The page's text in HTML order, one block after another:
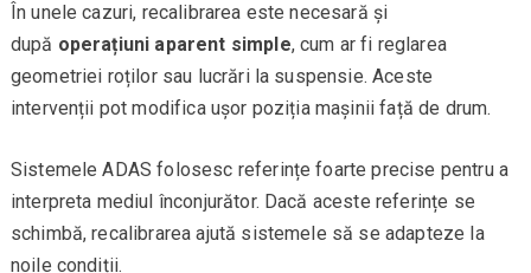
În unele cazuri, recalibrarea este necesară și
după operațiuni aparent simple, cum ar fi reglarea
geometriei roților sau lucrări la suspensie. Aceste
intervenții pot modifica ușor poziția mașinii față de drum.
Sistemele ADAS folosesc referințe foarte precise pentru a
interpreta mediul înconjurător. Dacă aceste referințe se
schimbă, recalibrarea ajută sistemele să se adapteze la
noile condiții.